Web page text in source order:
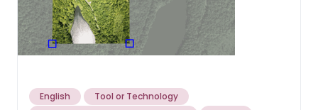
English
Tool or Technology